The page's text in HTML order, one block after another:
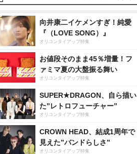
向井康二イケメンすぎ！純愛
『（LOVE SONG）』
オリコンタイアップ特集
お値段そのまま45％増量！フ
ァミマ夏の大盤振る舞い
オリコンタイアップ特集
SUPER★DRAGON、自ら描い
た”レトロフューチャー”
オリコンタイアップ特集
CROWN HEAD、結成1周年で
見えた”バンドらしさ”
オリコンタイアップ特集